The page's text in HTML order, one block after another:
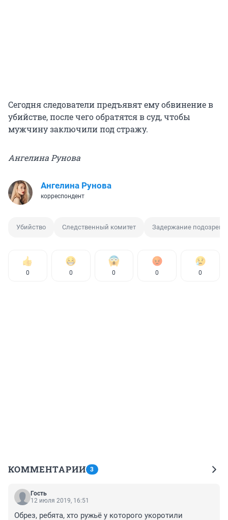
Сегодня следователи предъявят ему обвинение в
убийстве, после чего обратятся в суд, чтобы
мужчину заключили под стражу.
Ангелина Рунова
Ангелина Рунова
корреспондент
Убийство Следственный комитет Задержание
0 0 0 0 0
КОММЕНТАРИИ 3
Гость
12 июля 2019, 16:51
Обрез, ребята, хто ружьё у которого укоротили